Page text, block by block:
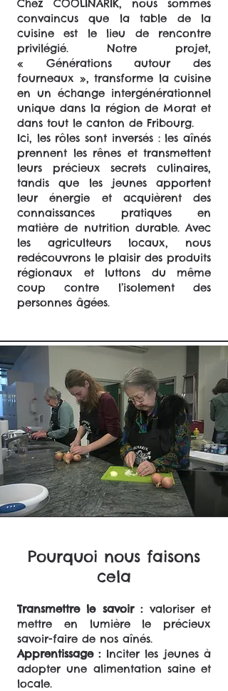
Chez COOLINARIK, nous sommes
convaincus que la table de la
cuisine est le lieu de rencontre
privilégié. Notre projet,
« Générations autour des
fourneaux », transforme la cuisine
en un échange intergénérationnel
unique dans la région de Morat et
dans tout le canton de Fribourg.
Ici, les rôles sont inversés : les aînés
prennent les rênes et transmettent
leurs précieux secrets culinaires,
tandis que les jeunes apportent
leur énergie et acquièrent des
connaissances pratiques en
matière de nutrition durable. Avec
les agriculteurs locaux, nous
redécouvrons le plaisir des produits
régionaux et luttons du même
coup contre l’isolement des
personnes âgées.
Pourquoi nous faisons
cela
Transmettre le savoir :valoriser et
mettre en lumière le précieux
savoir-faire de nos aînés.
Apprentissage :Inciter les jeunes à
adopter une alimentation saine et
locale.